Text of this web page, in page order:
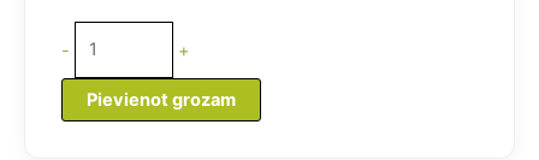
-
pakāpieni,
alumīnija
peldēšanas
+
Pievienot grozam